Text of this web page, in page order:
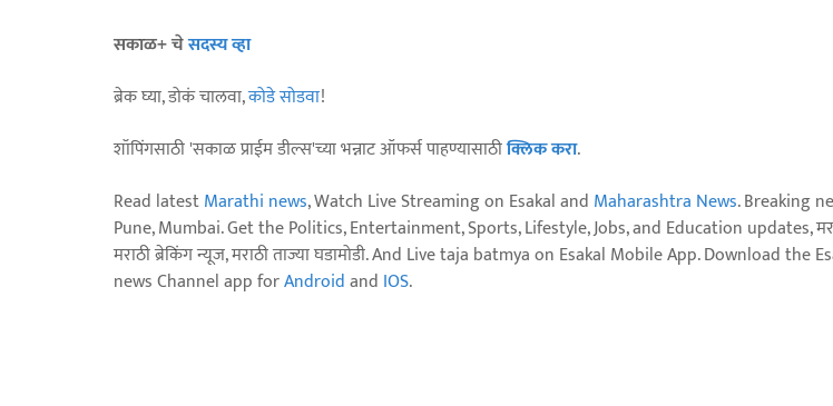
सकाळ+ चेसदस्य व्हा
ब्रेक घ्या, डोकं चालवा,कोडे सोडवा!
शॉपिंगसाठी 'सकाळ प्राईम डील्स'च्या भन्नाट ऑफर्स पाहण्यासाठीक्लिक करा.
Read latestMarathi news, Watch Live Streaming on Esakal and Maharashtra News. Breaking
Pune, Mumbai. Get the Politics, Entertainment, Sports, Lifestyle, Jobs, and Education updates,
मराठी ब्रेकिंग न्यूज, मराठी ताज्या घडामोडी. And Live taja batmya on Esakal Mobile App. Download the
news Channel app forAndroidand IOS.